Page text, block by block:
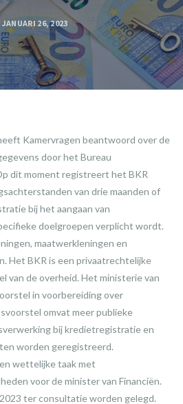
JANUARI 26, 2023
Kamervragen beantwoord over de
door het Bureau
dit moment registreert het BKR
van drie maanden of
bij het aangaan van
doelgroepen verplicht wordt.
maatwerkleningen en
Het BKR is een privaatrechtelijke
van de overheid. Het ministerie van
in voorbereiding over
omvat meer publieke
bij kredietregistratie en
worden geregistreerd.
wettelijke taak met
voor de minister van Financiën.
ter consultatie worden gelegd.